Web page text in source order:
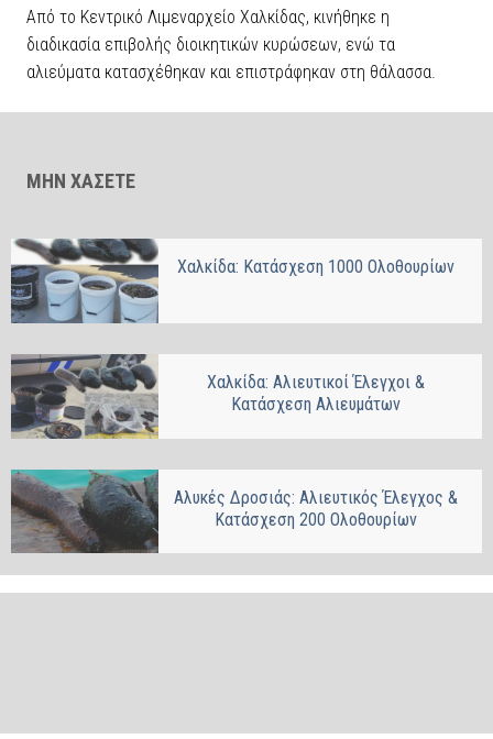
Από το Κεντρικό Λιμεναρχείο Χαλκίδας, κινήθηκε η
διαδικασία επιβολής διοικητικών κυρώσεων, ενώ τα
αλιεύματα κατασχέθηκαν και επιστράφηκαν στη θάλασσα.
ΜΗΝ ΧΑΣΕΤΕ
Χαλκίδα: Κατάσχεση 1000 Ολοθουρίων
Χαλκίδα: Αλιευτικοί Έλεγχοι &
Κατάσχεση Αλιευμάτων
Αλυκές Δροσιάς: Αλιευτικός Έλεγχος &
Κατάσχεση 200 Ολοθουρίων